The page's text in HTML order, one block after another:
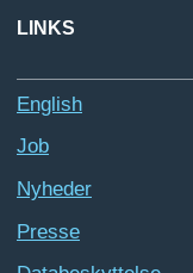
LINKS
English
Job
Nyheder
Presse